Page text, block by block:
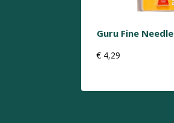
Guru Fine Needle
€4,29